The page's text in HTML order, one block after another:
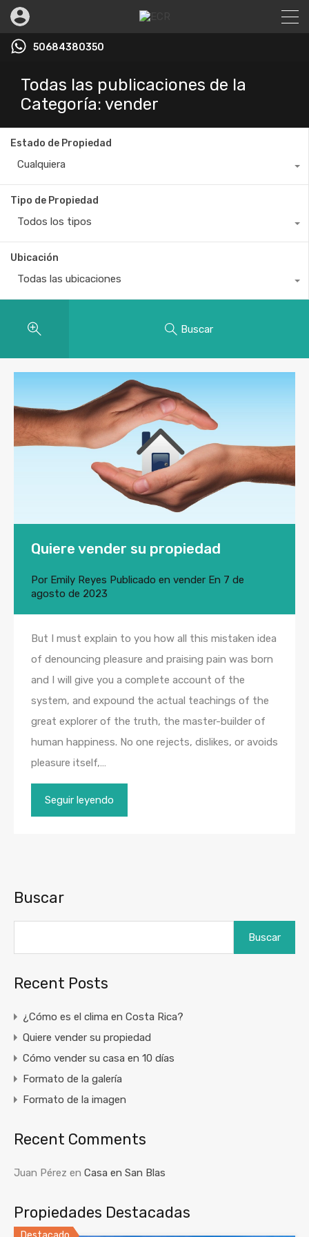
50684380350
Todas las publicaciones de la
Categoría: vender
Estado de Propiedad
Cualquiera
Tipo de Propiedad
Todos los tipos
Ubicación
Todas las ubicaciones
Buscar
Quiere vender su propiedad
Por Emily Reyes Publicado en vender En 7 de
agosto de 2023
But I must explain to you how all this mistaken idea
of denouncing pleasure and praising pain was born
and I will give you a complete account of the
system, and expound the actual teachings of the
great explorer of the truth, the master-builder of
human happiness. No one rejects, dislikes, or avoids
pleasure itself,…
Seguir leyendo
Buscar
Buscar
Recent Posts
¿Cómo es el clima en Costa Rica?
Quiere vender su propiedad
Cómo vender su casa en 10 días
Formato de la galería
Formato de la imagen
Recent Comments
Juan Pérez en Casa en San Blas
Propiedades Destacadas